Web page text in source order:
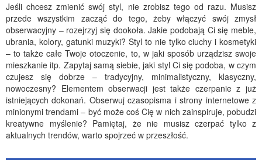
Jeśli chcesz zmienić swój styl, nie zrobisz tego od razu. Musisz
przede wszystkim zacząć do tego, żeby włączyć swój zmysł
obserwacyjny – rozejrzyj się dookoła. Jakie podobają Ci się meble,
ubrania, kolory, gatunki muzyki? Styl to nie tylko ciuchy i kosmetyki
– to także całe Twoje otoczenie, to, w jaki sposób urządzisz swoje
mieszkanie itp. Zapytaj samą siebie, jaki styl Ci się podoba, w czym
czujesz się dobrze – tradycyjny, minimalistyczny, klasyczny,
nowoczesny? Elementem obserwacji jest także czerpanie z już
istniejących dokonań. Obserwuj czasopisma i strony internetowe z
minionymi trendami – być może coś Cię w nich zainspiruje, pobudzi
kreatywne myślenie? Pamiętaj, że nie musisz czerpać tylko z
aktualnych trendów, warto spojrzeć w przeszłość.